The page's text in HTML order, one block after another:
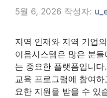
5월 6, 2026 작성자:
지역 인재와 지역 기업
이음시스템은 많은 분
는 중요한 플랫폼입니
교육 프로그램에 참여
요한 지원을 받을 수 있